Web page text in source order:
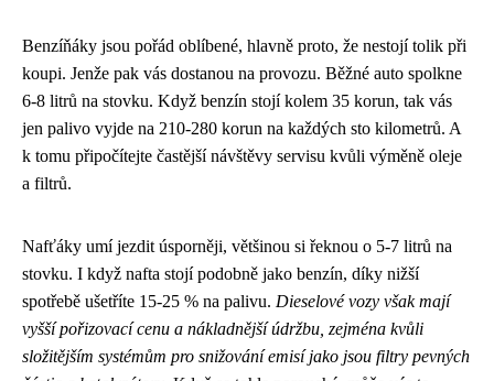
Benzíňáky jsou pořád oblíbené, hlavně proto, že nestojí tolik při
koupi. Jenže pak vás dostanou na provozu. Běžné auto spolkne
6-8 litrů na stovku. Když benzín stojí kolem 35 korun, tak vás
jen palivo vyjde na 210-280 korun na každých sto kilometrů. A
k tomu připočítejte častější návštěvy servisu kvůli výměně oleje
a filtrů.
Nafťáky umí jezdit úsporněji, většinou si řeknou o 5-7 litrů na
stovku. I když nafta stojí podobně jako benzín, díky nižší
spotřebě ušetříte 15-25 % na palivu. Dieselové vozy však mají
vyšší pořizovací cenu a nákladnější údržbu, zejména kvůli
složitějším systémům pro snižování emisí jako jsou filtry pevných